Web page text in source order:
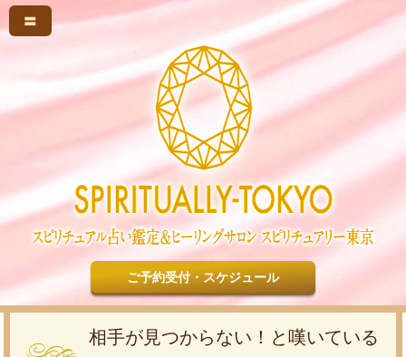
〓
ご予約受付・スケジュール
相手が見つからない！と嘆いている